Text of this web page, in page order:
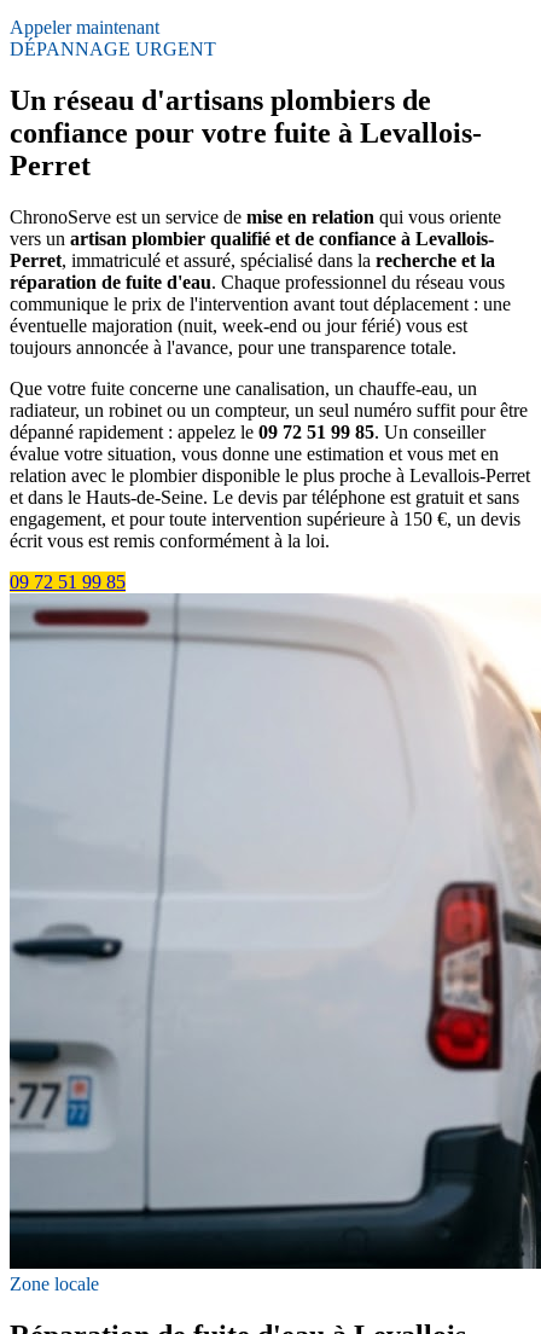
Appeler maintenant
DÉPANNAGE URGENT
Un réseau d'artisans plombiers de
confiance pour votre fuite à Levallois-
Perret
ChronoServe est un service de mise en relation qui vous oriente
vers un artisan plombier qualifié et de confiance à Levallois-
Perret, immatriculé et assuré, spécialisé dans la recherche et la
réparation de fuite d'eau. Chaque professionnel du réseau vous
communique le prix de l'intervention avant tout déplacement : une
éventuelle majoration (nuit, week-end ou jour férié) vous est
toujours annoncée à l'avance, pour une transparence totale.
Que votre fuite concerne une canalisation, un chauffe-eau, un
radiateur, un robinet ou un compteur, un seul numéro suffit pour être
dépanné rapidement : appelez le 09 72 51 99 85. Un conseiller
évalue votre situation, vous donne une estimation et vous met en
relation avec le plombier disponible le plus proche à Levallois-Perret
et dans le Hauts-de-Seine. Le devis par téléphone est gratuit et sans
engagement, et pour toute intervention supérieure à 150 €, un devis
écrit vous est remis conformément à la loi.
09 72 51 99 85
Zone locale